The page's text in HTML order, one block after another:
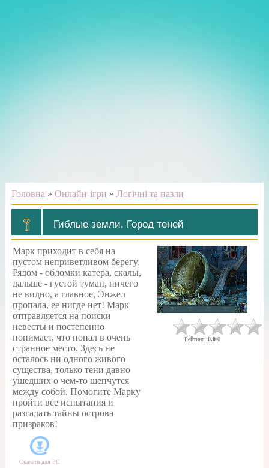
Головна » Онлайн-ігри » Логічні та пазли
Гиблые земли. Город теней
Марк приходит в себя на
пустом неприветливом берегу.
Рядом - обломки катера, скалы,
дальше - густой туман, ничего
не видно, а главное, Энжел
пропала, ее нигде нет! Марк
отправляется на поиски
невесты и постепенно
понимает, что попал в очень
странное место. Здесь не
осталось ни одного живого
существа, только тени давно
ушедших о чем-то шепчутся
между собой. Помогите Марку
пройти все испытания и
разгадать тайны острова
призраков!
Скачати для PC
Рейтинг: 0.0/0